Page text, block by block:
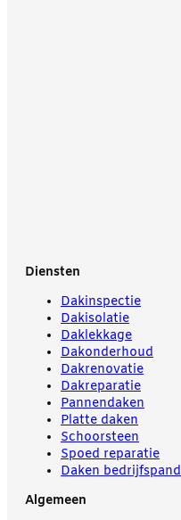
Diensten
Dakinspectie
Dakisolatie
Daklekkage
Dakonderhoud
Dakrenovatie
Dakreparatie
Pannendaken
Platte daken
Schoorsteen
Spoed reparatie
Daken
Algemeen